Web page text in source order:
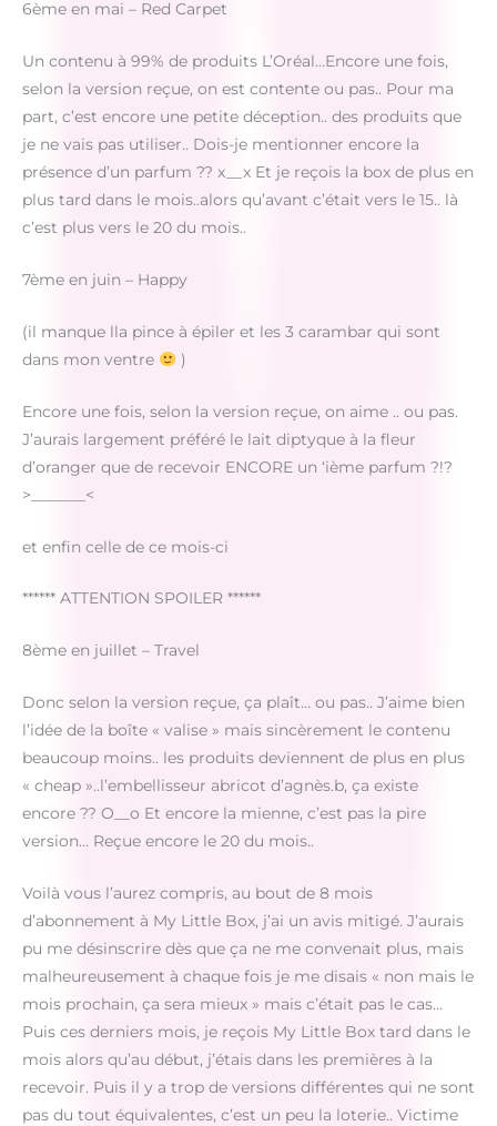
6ème en mai – Red Carpet
Un contenu à 99% de produits L’Oréal…Encore une fois,
selon la version reçue, on est contente ou pas.. Pour ma
part, c’est encore une petite déception.. des produits que
je ne vais pas utiliser.. Dois-je mentionner encore la
présence d’un parfum ?? x__x Et je reçois la box de plus en
plus tard dans le mois..alors qu’avant c’était vers le 15.. là
c’est plus vers le 20 du mois..
7ème en juin – Happy
(il manque lla pince à épiler et les 3 carambar qui sont
dans mon ventre
)
Encore une fois, selon la version reçue, on aime .. ou pas.
J’aurais largement préféré le lait diptyque à la fleur
d’oranger que de recevoir ENCORE un ‘ième parfum ?!?
>_______<
et enfin celle de ce mois-ci
****** ATTENTION SPOILER ******
8ème en juillet – Travel
Donc selon la version reçue, ça plaît… ou pas.. J’aime bien
l’idée de la boîte « valise » mais sincèrement le contenu
beaucoup moins.. les produits deviennent de plus en plus
« cheap »..l’embellisseur abricot d’agnès.b, ça existe
encore ?? O__o Et encore la mienne, c’est pas la pire
version… Reçue encore le 20 du mois..
Voilà vous l’aurez compris, au bout de 8 mois
d’abonnement à My Little Box, j’ai un avis mitigé. J’aurais
pu me désinscrire dès que ça ne me convenait plus, mais
malheureusement à chaque fois je me disais « non mais le
mois prochain, ça sera mieux » mais c’était pas le cas…
Puis ces derniers mois, je reçois My Little Box tard dans le
mois alors qu’au début, j’étais dans les premières à la
recevoir. Puis il y a trop de versions différentes qui ne sont
pas du tout équivalentes, c’est un peu la loterie.. Victime